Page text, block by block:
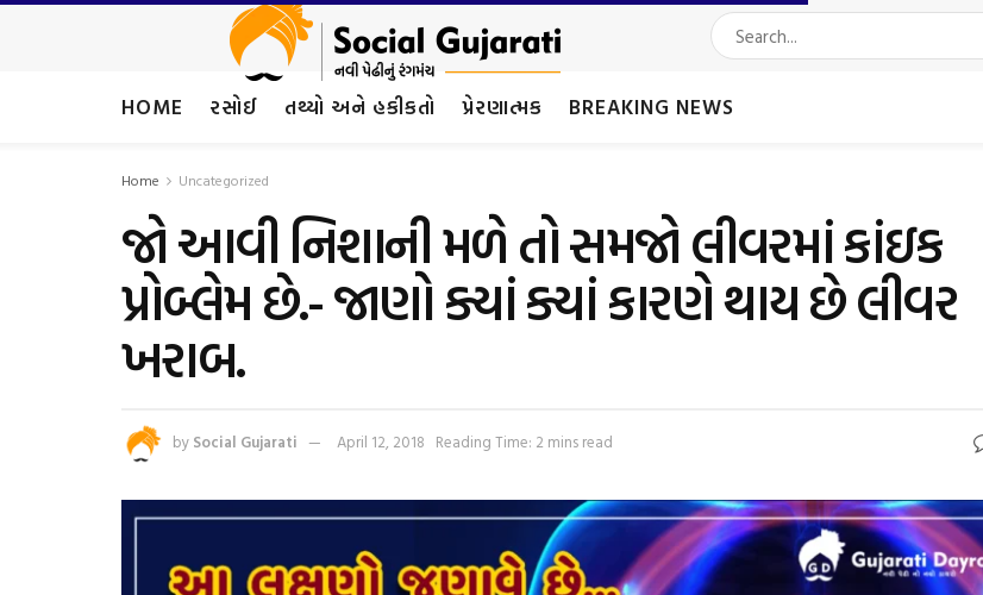
HOME રસોઈ તથ્યો અને હકીકતો પ્રેરણાત્મક BREAKING NEWS
Home Uncategorized
જો આવી નિશાની મળે તો સમજો લીવરમાં કાંઇક
પ્રોબ્લેમ છે.- જાણો ક્યાં ક્યાં કારણે થાય છે લીવર
ખરાબ.
by Social Gujarati April 12, 2018 Reading Time: 2 mins read